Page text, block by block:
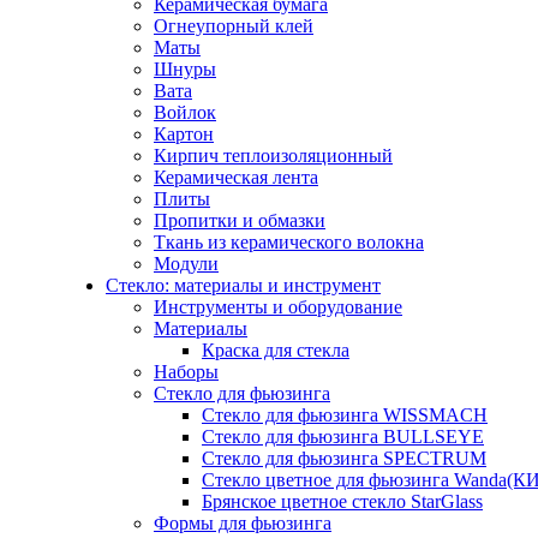
Керамическая бумага
Огнеупорный клей
Маты
Шнуры
Вата
Войлок
Картон
Кирпич теплоизоляционный
Керамическая лента
Плиты
Пропитки и обмазки
Ткань из керамического волокна
Модули
Стекло: материалы и инструмент
Инструменты и оборудование
Материалы
Краска для стекла
Наборы
Стекло для фьюзинга
Стекло для фьюзинга WISSMACH
Стекло для фьюзинга BULLSEYE
Стекло для фьюзинга SPECTRUM
Стекло цветное для фьюзинга
Брянское цветное стекло StarGlass
Формы для фьюзинга